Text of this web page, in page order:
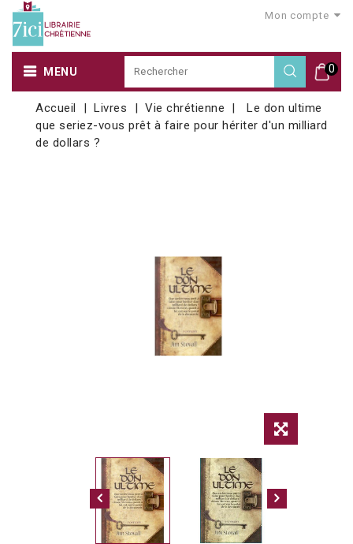
Mon compte
0
MENU
Accueil Livres Vie chrétienne
Le don ultime
que seriez-vous prêt à faire pour hériter d'un milliard
de dollars ?